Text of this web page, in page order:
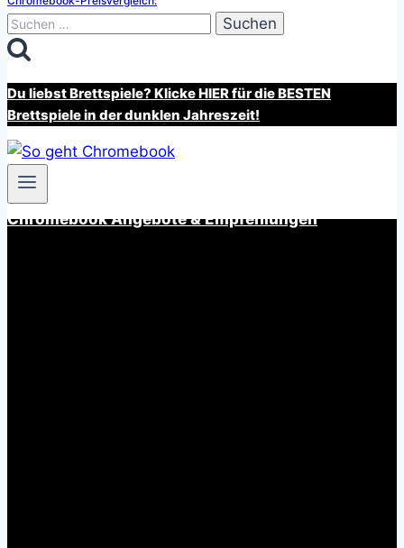
Suchen
nach:
Du liebst Brettspiele? Klicke HIER für die BESTEN
Brettspiele in der dunklen Jahreszeit!
Chromebook Angebote & Empfehlungen